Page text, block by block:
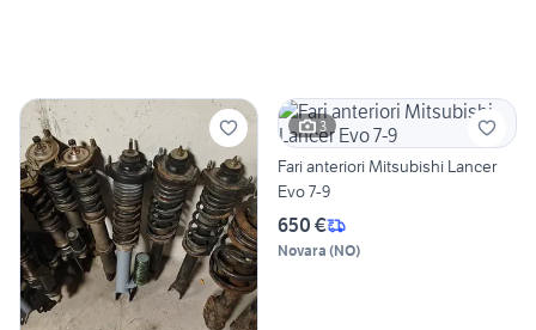
3
Fari anteriori Mitsubishi Lancer
Evo 7-9
650 €
Novara (NO)